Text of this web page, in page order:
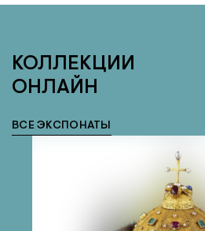
КОЛЛЕКЦИИ
ОНЛАЙН
ВСЕ ЭКСПОНАТЫ